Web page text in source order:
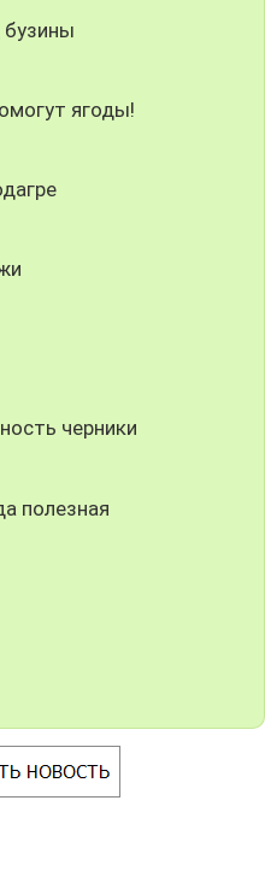
бузины
ягоды!
черники
полезная